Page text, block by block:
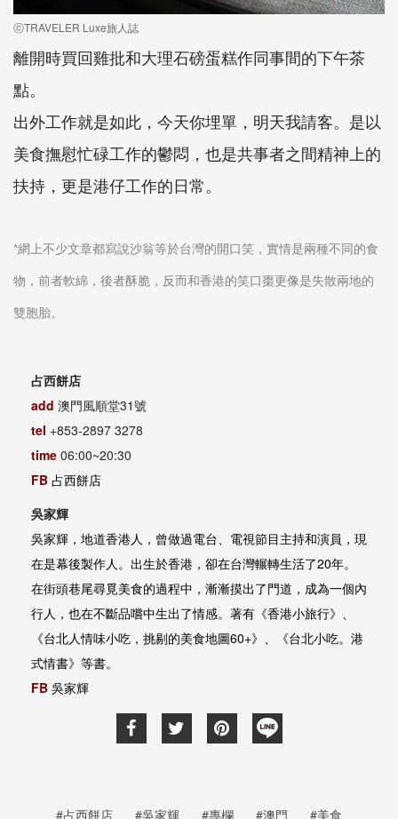
ⓒTRAVELER Luxe旅人誌
離開時買回雞批和大理石磅蛋糕作同事間的下午茶
點。
出外工作就是如此，今天你埋單，明天我請客。是以
美食撫慰忙碌工作的鬱悶，也是共事者之間精神上的
扶持，更是港仔工作的日常。
*網上不少文章都寫說沙翁等於台灣的開口笑，實情是兩種不同的食
物，前者軟綿，後者酥脆，反而和香港的笑口棗更像是失散兩地的
雙胞胎。
占西餅店
add 澳門風順堂31號
tel +853-2897 3278
time 06:00~20:30
FB 占西餅店
吳家輝
吳家輝，地道香港人，曾做過電台、電視節目主持和演員，現
在是幕後製作人。出生於香港，卻在台灣輾轉生活了20年。
在街頭巷尾尋覓美食的過程中，漸漸摸出了門道，成為一個內
行人，也在不斷品嚐中生出了情感。著有《香港小旅行》、
《台北人情味小吃，挑剔的美食地圖60+》、《台北小吃。港
式情書》等書。
FB 吳家輝
#占西餅店 #吳家輝 #專欄 #澳門 #美食